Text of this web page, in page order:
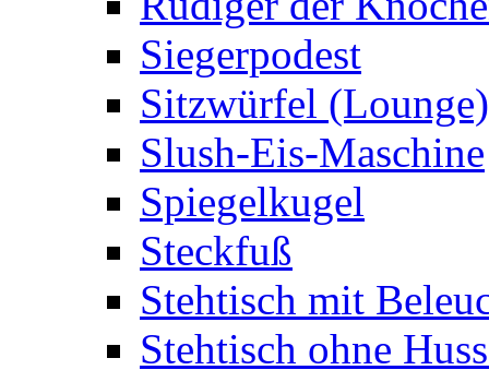
Siegerpodest
Sitzwürfel (Lounge)
Slush-Eis-Maschine
Spiegelkugel
Steckfuß
Stehtisch mit
Stehtisch ohne